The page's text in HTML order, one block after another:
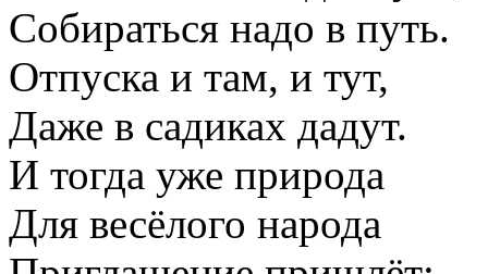
Собираться надо в путь.
Отпуска и там, и тут,
Даже в садиках дадут.
И тогда уже природа
Для весёлого народа